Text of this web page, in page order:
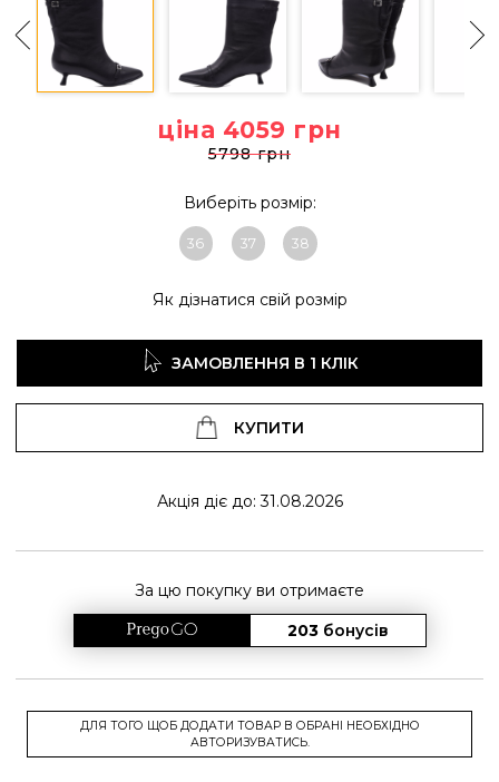
ціна 4059 грн
5798 грн
Виберіть розмір:
36 37 38
Як дізнатися свій розмір
ЗАМОВЛЕННЯ В 1 КЛІК
КУПИТИ
Акція діє до: 31.08.2026
За цю покупку ви отримаєте
203 бонусів
ДЛЯ ТОГО ЩОБ ДОДАТИ ТОВАР В ОБРАНІ НЕОБХІДНО
АВТОРИЗУВАТИСЬ.